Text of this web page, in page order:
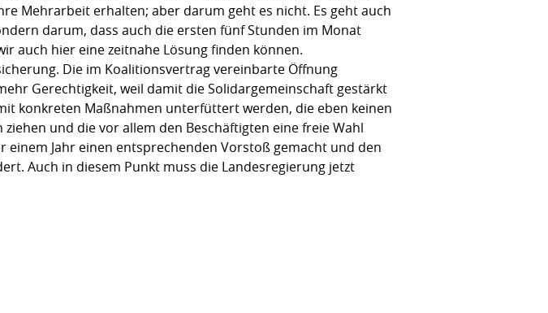
Mehrarbeit erhalten; aber darum geht es nicht. Es geht auch
darum, dass auch die ersten fünf Stunden im Monat
auch hier eine zeitnahe Lösung finden können.
Die im Koalitionsvertrag vereinbarte Öffnung
Gerechtigkeit, weil damit die Solidargemeinschaft gestärkt
konkreten Maßnahmen unterfüttert werden, die eben keinen
und die vor allem den Beschäftigten eine freie Wahl
Jahr einen entsprechenden Vorstoß gemacht und den
Auch in diesem Punkt muss die Landesregierung jetzt